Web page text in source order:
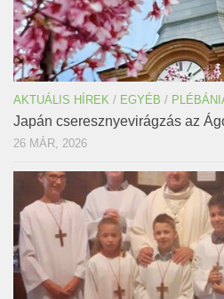
AKTUÁLIS HÍREK / EGYÉB /
Japán cseresznyevirágzás az
26 MÁR, 2026